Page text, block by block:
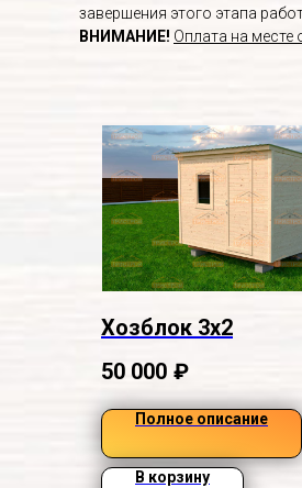
завершения этого этапа
ВНИМАНИЕ! Оплата на месте
Хозблок 3х2
50 000 ₽
Полное описание
В корзину